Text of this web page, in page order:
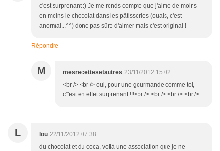
c'est surprenant :) Je me rends compte que j'aime de moins
en moins le chocolat dans les pâtisseries (ouais, c'est
anormal...^^) donc pas sûre d'aimer mais c'est original !
Répondre
M mesrecettesetautres 23/11/2012 15:02
<br /> <br /> oui, pour une gourmande comme toi,
c'"est en effet surprenant !!!<br /> <br /> <br /> <br />
L lou 22/11/2012 07:38
du chocolat et du coca, voilà une association que je ne